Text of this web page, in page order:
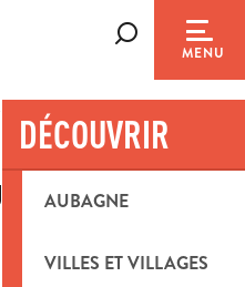
MENU
DÉCOUVRIR
AUBAGNE
VILLES ET VILLAGES
Patrimoine naturel
LES PINS